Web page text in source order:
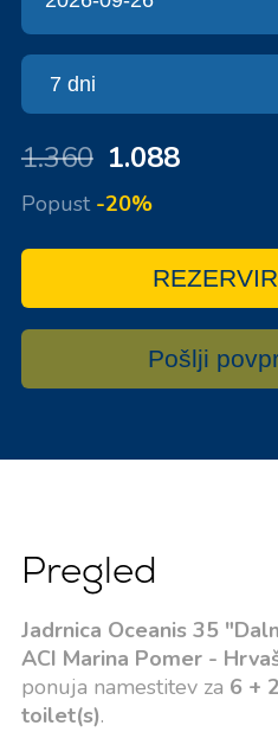
1.360 1.088
Popust -20%
Pošlji
Pregled
Jadrnica Oceanis 35
ACI Marina Pomer -
ponuja namestitev za 6 +
toilet(s).